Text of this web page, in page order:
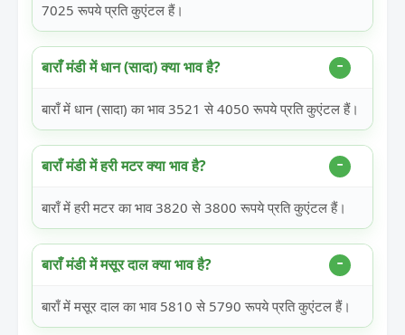
7025 रूपये प्रति कुएंटल हैं।
बाराँ मंडी में धान (सादा) क्या भाव है?
बाराँ में धान (सादा) का भाव 3521 से 4050 रूपये प्रति कुएंटल हैं।
बाराँ मंडी में हरी मटर क्या भाव है?
बाराँ में हरी मटर का भाव 3820 से 3800 रूपये प्रति कुएंटल हैं।
बाराँ मंडी में मसूर दाल क्या भाव है?
बाराँ में मसूर दाल का भाव 5810 से 5790 रूपये प्रति कुएंटल हैं।